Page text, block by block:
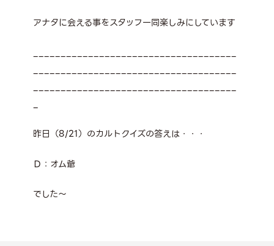
アナタに会える事をスタッフ一同楽しみにしています
昨日（8/21）のカルトクイズの答えは・・・
Ｄ：オム爺
でした～